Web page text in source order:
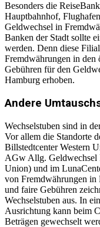
Besonders die
Hauptbahnhof,
Geldwechsel in
Banken der Stadt sollte
werden. Denn diese
Fremdwährungen in den
Gebühren für den
Hamburg erhoben.
Andere
Wechselstuben sind in
Vor allem die Standorte
Billstedtcenter Western
AGw Allg. Geldwechsel
Union) und im
von Fremdwährungen in
und faire Gebühren
Wechselstuben aus. In
Ausrichtung kann beim
Beträgen gewechselt